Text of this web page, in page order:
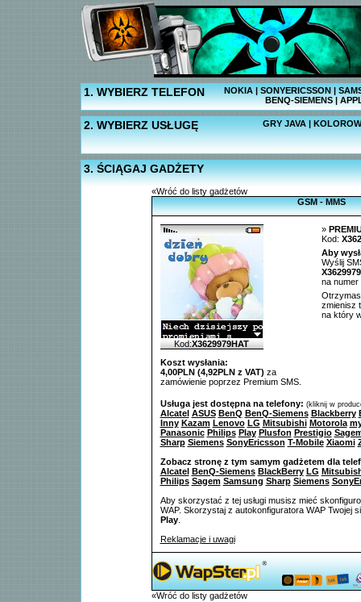
1. WYBIERZ TELEFON NOKIA|SONYERICSSON|
BENQ-SIEMENS|
2. WYBIERZ USŁUGĘ GRY JAVA |
3. ŚCIĄGAJ GADŻETY
«Wróć do listy gadżetów
GSM - MMS
Kod:X3629979HAT
Koszt wysłania:
4,00PLN (4,92PLN z VAT) za
zamówienie poprzez Premium SMS.
»
Kod:
Aby
Wyślij
na numer
zmienisz
na który
Usługa jest dostępna na telefony: (kliknij w
Alcatel ASUS BenQ BenQ-Siemens Blackberry
Inny Kazam Lenovo LG Mitsubishi Motorola
Panasonic Philips Play Plusfon Prestigio
Sharp Siemens SonyEricsson T-Mobile Xiaomi
Zobacz stronę z tym samym gadżetem dla
Alcatel BenQ-Siemens BlackBerry LG
Philips Sagem Samsung Sharp Siemens
Aby skorzystać z tej usługi musisz mieć
WAP. Skorzystaj z autokonfiguratora WAP Twojej
Play.
Reklamacje i uwagi
«Wróć do listy gadżetów